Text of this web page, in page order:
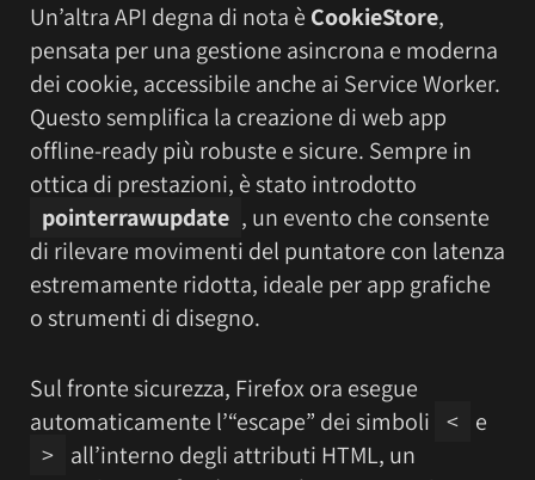
Un’altra API degna di nota è CookieStore,
pensata per una gestione asincrona e moderna
dei cookie, accessibile anche ai Service Worker.
Questo semplifica la creazione di web app
offline-ready più robuste e sicure. Sempre in
ottica di prestazioni, è stato introdotto
pointerrawupdate , un evento che consente
di rilevare movimenti del puntatore con latenza
estremamente ridotta, ideale per app grafiche
o strumenti di disegno.
Sul fronte sicurezza, Firefox ora esegue
automaticamente l’“escape” dei simboli < e
> all’interno degli attributi HTML, un